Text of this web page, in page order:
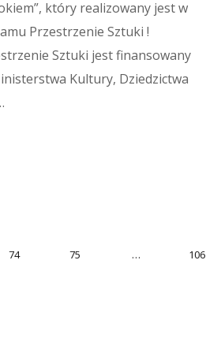
który realizowany jest w
Przestrzenie Sztuki !
Sztuki jest finansowany
Kultury, Dziedzictwa
74 75 … 106